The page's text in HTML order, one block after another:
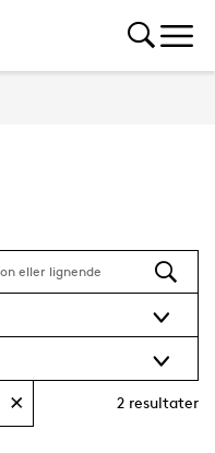
2 resultater